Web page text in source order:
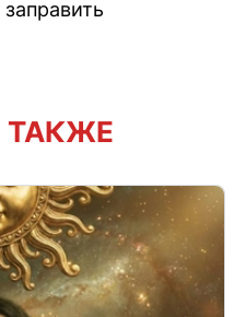
ТАКЖЕ